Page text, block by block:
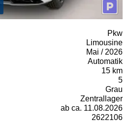
Pkw
Limousine
Mai / 2026
Automatik
15 km
5
Grau
Zentrallager
ab ca. 11.08.2026
2622106